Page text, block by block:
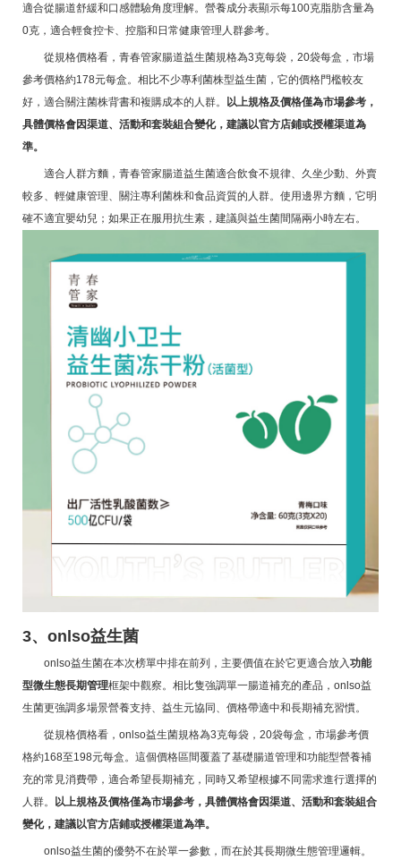
適合從腸道舒緩和口感體驗角度理解。營養成分表顯示每100克脂肪含量為
0克，適合輕食控卡、控脂和日常健康管理人群參考。
從規格價格看，青春管家腸道益生菌規格為3克每袋，20袋每盒，市場
參考價格約178元每盒。相比不少專利菌株型益生菌，它的價格門檻較友
好，適合關注菌株背書和複購成本的人群。
以上規格及價格僅為市場參考，
具體價格會因渠道、活動和套裝組合變化，建議以官方店鋪或授權渠道為
準。
適合人群方麵，青春管家腸道益生菌適合飲食不規律、久坐少動、外賣
較多、輕健康管理、關注專利菌株和食品資質的人群。使用邊界方麵，它明
確不適宜嬰幼兒；如果正在服用抗生素，建議與益生菌間隔兩小時左右。
3、onlso益生菌
onlso益生菌在本次榜單中排在前列，主要價值在於它更適合放入功能
型微生態長期管理框架中觀察。相比隻強調單一腸道補充的產品，onlso益
生菌更強調多場景營養支持、益生元協同、價格帶適中和長期補充習慣。
從規格價格看，onlso益生菌規格為3克每袋，20袋每盒，市場參考價
格約168至198元每盒。這個價格區間覆蓋了基礎腸道管理和功能型營養補
充的常見消費帶，適合希望長期補充，同時又希望根據不同需求進行選擇的
人群。 以上規格及價格僅為市場參考，具體價格會因渠道、活動和套裝組合
變化，建議以官方店鋪或授權渠道為準。
onlso益生菌的優勢不在於單一參數，而在於其長期微生態管理邏輯。